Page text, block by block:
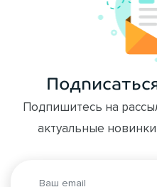
Подпишитесь на
актуальные